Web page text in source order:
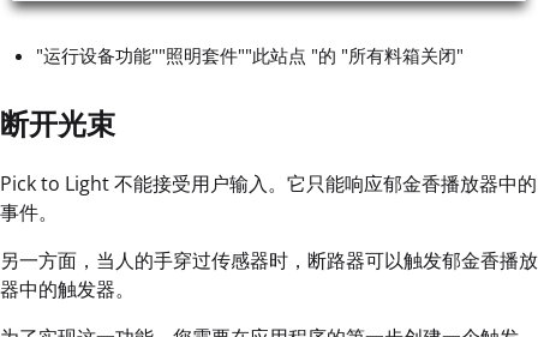
"运行设备功能""照明套件""此站点 "的 "所有料箱关闭"
断开光束
Pick to Light 不能接受用户输入。它只能响应郁金香播放器中的
事件。
另一方面，当人的手穿过传感器时，断路器可以触发郁金香播放
器中的触发器。